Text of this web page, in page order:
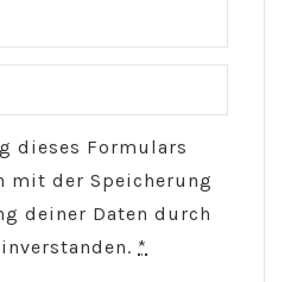
dieses Formulars
mit der Speicherung
deiner Daten durch
*